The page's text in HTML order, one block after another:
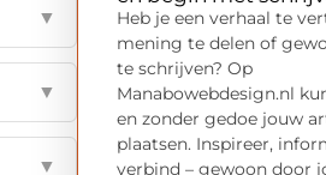
▼
▼
▼
Heb je een verhaal te
mening te delen of
te schrijven? Op
Manabowebdesign.nl
en zonder gedoe jouw
plaatsen. Inspireer,
verbind – gewoon door